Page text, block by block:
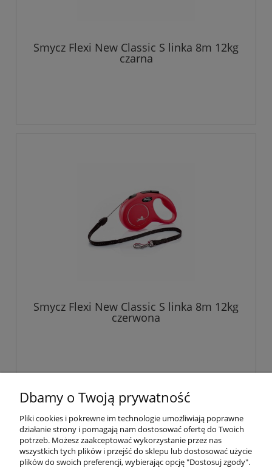
Smycz Flexi New Classic S linka 8m 12kg
czarna
Smycz Flexi New Classic S linka 8m 12kg
czerwona
« 1 2 3 »
Pomoc
Moje konto
Dbamy o Twoją prywatność
Pliki cookies i pokrewne im technologie umożliwiają poprawne
działanie strony i pomagają nam dostosować ofertę do Twoich
potrzeb. Możesz zaakceptować wykorzystanie przez nas
wszystkich tych plików i przejść do sklepu lub dostosować użycie
plików do swoich preferencji, wybierając opcję "Dostosuj zgody".